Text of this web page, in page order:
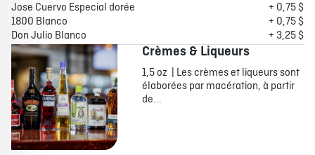
Jose Cuervo Especial dorée
+ 0,75 $
1800 Blanco
+ 0,75 $
Don Julio Blanco
+ 3,25 $
Crèmes & Liqueurs
1,5 oz | Les crèmes et liqueurs sont
élaborées par macération, à partir
de...